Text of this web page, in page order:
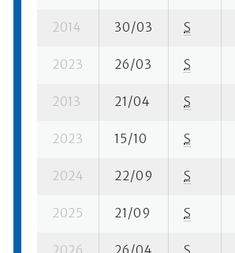
2014 30/03 S
2023 26/03 S
2013 21/04 S
2023 15/10 S
2024 22/09 S
2025 21/09 S